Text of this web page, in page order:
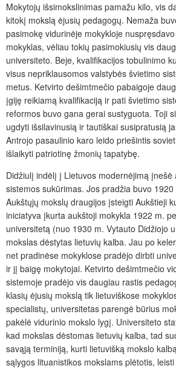
Mokytojų išsimokslinimas pamažu kilo, vis
kitokį mokslą ėjusių pedagogų. Nemaža
pasimokę vidurinėje mokykloje
mokyklas, vėliau tokių pasimokiusių vis
universiteto. Beje, kvalifikacijos tobulinimo
visus nepriklausomos valstybės švietimo
metus. Ketvirto dešimtmečio pabaigoje
įgiję reikiamą kvalifikaciją ir pati švietimo
reformos buvo gana gerai sustyguota. Toji
ugdyti išsilavinusią ir tautiškai susipratusią
Antrojo pasaulinio karo leido priešintis
išlaikyti patriotinę žmonių tapatybę.
Didžiulį indėlį į Lietuvos modernėjimą įnešė
sistemos sukūrimas. Jos pradžia buvo
Aukštųjų mokslų draugijos įsteigti Aukštieji
iniciatyva įkurta aukštoji mokykla 1922 m.
universitetą (nuo 1930 m. Vytauto Didžiojo
mokslas dėstytas lietuvių kalba. Jau po
net pradinėse mokyklose pradėjo dirbti
ir jį baigę mokytojai. Ketvirto dešimtmečio
sistemoje pradėjo vis daugiau rastis
klasių ėjusių mokslą tik lietuviškose
specialistų, universitetas parengė būrius
pakėlė vidurinio mokslo lygį. Universiteto
kad mokslas dėstomas lietuvių kalba, tad
savąją terminiją, kurti lietuvišką mokslo
sąlygos lituanistikos mokslams plėtotis,